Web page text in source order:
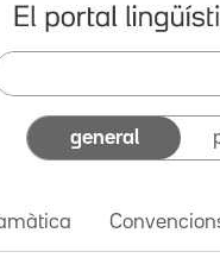
general